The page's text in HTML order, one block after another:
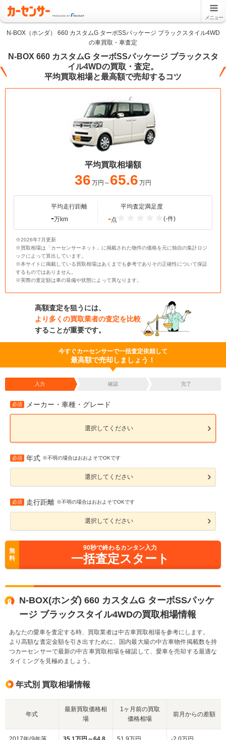
メニュー
N-BOX（ホンダ） 660 カスタムG ターボSSパッケージ ブラックスタイル4WD
の車買取・車査定
N-BOX 660 カスタムG ターボSSパッケージ ブラックスタ
イル4WDの買取・査定。
平均買取相場と最高額で売却するコツ
平均買取相場額
36 万円～ 65.6 万円
平均走行距離
-万km
平均査定満足度
-点 (-件)
※2026年7月更新
※買取相場は「カーセンサーネット」に掲載された物件の価格を元に独自の集計ロジ
ックによって算出しています。
※本サイトに掲載している買取相場はあくまでも参考でありその正確性について保証
するものではありません。
※実際の査定額は車の装備や状態によって異なります。
高額査定を狙うには、
より多くの買取業者の査定を比較
することが重要です。
今すぐカーセンサーで一括査定依頼して
最高額で売却しましょう！
入力 確認 完了
必須 メーカー・車種・グレード
選択してください
必須 年式 ※不明の場合はおおよそでOKです
選択してください
必須 走行距離 ※不明の場合はおおよそでOKです
選択してください
無
料
90秒で終わるカンタン入力
一括査定スタート
N-BOX(ホンダ) 660 カスタムG ターボSSパッケ
ージ ブラックスタイル4WDの買取相場情報
あなたの愛車を査定する時、買取業者は中古車買取相場を参考にします。
より高額な査定金額を引き出すために、国内最大級の中古車物件掲載数を持
つカーセンサーで最新の中古車買取相場を確認して、愛車を売却する最適な
タイミングを見極めましょう。
年式別 買取相場情報
年式
最新買取価格相
場
1ヶ月前の買取
価格相場
前月からの差額